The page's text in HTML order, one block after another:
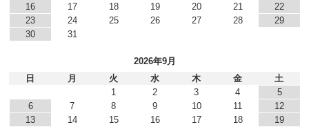
16
17 18 19 20 21
22
23
24 25 26 27 28
29
30
31
2026年9月
日
月 火 水 木 金
土
1
2 3 4
5
6
7 8 9 10 11
12
13
14 15 16 17 18
19